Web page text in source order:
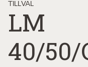
TILLVAL
LM
40/50/